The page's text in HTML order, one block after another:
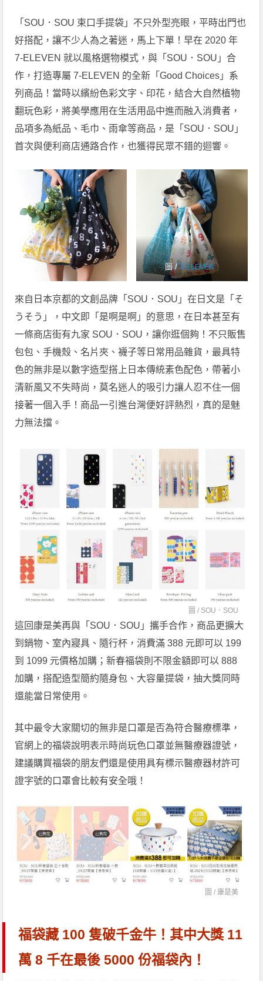
「SOU．SOU 束口手提袋」不只外型亮眼，平時出門也
好搭配，讓不少人為之著迷，馬上下單！早在 2020 年
7-ELEVEN 就以風格選物模式，與「SOU．SOU」合
作，打造專屬 7-ELEVEN 的全新「Good Choices」系
列商品！當時以繽紛色彩文字、印花，結合大自然植物
翻玩色彩，將美學應用在生活用品中進而融入消費者，
品項多為紙品、毛巾、雨傘等商品，是「SOU．SOU」
首次與便利商店通路合作，也獲得民眾不錯的迴響。
圖 /7-ELEVEN
來自日本京都的文創品牌「SOU．SOU」在日文是「そ
うそう」，中文即「是啊是啊」的意思，在日本甚至有
一條商店街有九家 SOU．SOU，讓你逛個夠！不只販售
包包、手機殼、名片夾、襪子等日常用品雜貨，最具特
色的無非是以數字造型搭上日本傳統素色配色，帶著小
清新風又不失時尚，莫名迷人的吸引力讓人忍不住一個
接著一個入手！商品一引進台灣便好評熱烈，真的是魅
力無法擋。
圖 / SOU．SOU
這回康是美再與「SOU．SOU」攜手合作，商品更擴大
到鍋物、室內寢具、隨行杯，消費滿 388 元即可以 199
到 1099 元價格加購；新春福袋則不限金額即可以 888
加購，搭配造型簡約隨身包、大容量提袋，抽大獎同時
還能當日常使用。
其中最令大家關切的無非是口罩是否為符合醫療標準，
官網上的福袋說明表示時尚玩色口罩並無醫療器證號，
建議購買福袋的朋友們還是使用具有標示醫療器材許可
證字號的口罩會比較有安全哦！
圖 /康是美
福袋藏 100 隻破千金牛！其中大獎 11
萬 8 千在最後 5000 份福袋內！